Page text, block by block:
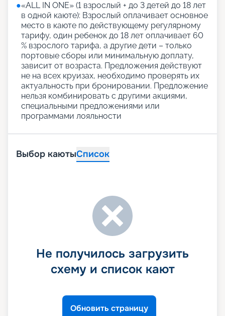
●«АLL IN ONE» (1 взрослый + до 3 детей до 18 лет
в одной каюте): Взрослый оплачивает основное
место в каюте по действующему регулярному
тарифу, один ребенок до 18 лет оплачивает 60
% взрослого тарифа, а другие дети – только
портовые сборы или минимальную доплату,
зависит от возраста. Предложения действуют
не на всех круизах, необходимо проверять их
актуальность при бронировании. Предложение
нельзя комбинировать с другими акциями,
специальными предложениями или
программами лояльности
Выбор каютыСписок
Не получилось загрузить
схему и список кают
Обновить страницу